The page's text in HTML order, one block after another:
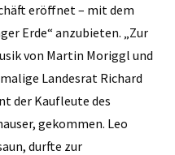
eröffnet – mit dem
Erde“ anzubieten. „Zur
von Martin Moriggl und
Landesrat Richard
der Kaufleute des
gekommen. Leo
durfte zur